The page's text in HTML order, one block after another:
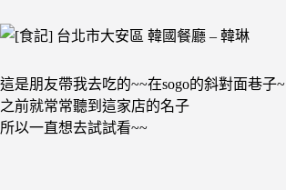
這是朋友帶我去吃的~~在sogo的斜對面巷子~
之前就常常聽到這家店的名子
所以一直想去試試看~~